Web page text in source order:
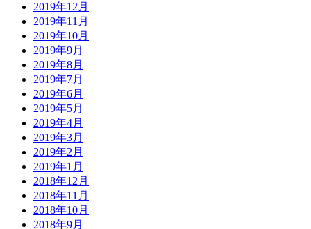
2019年12月
2019年11月
2019年10月
2019年9月
2019年8月
2019年7月
2019年6月
2019年5月
2019年4月
2019年3月
2019年2月
2019年1月
2018年12月
2018年11月
2018年10月
2018年9月